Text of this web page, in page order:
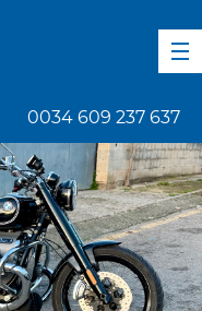
0034 609 237 637